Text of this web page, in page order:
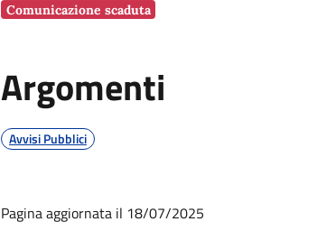
Comunicazione scaduta
Argomenti
Avvisi Pubblici
Pagina aggiornata il 18/07/2025